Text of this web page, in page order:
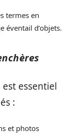
termes en
éventail d’objets.
essentiel
:
et photos